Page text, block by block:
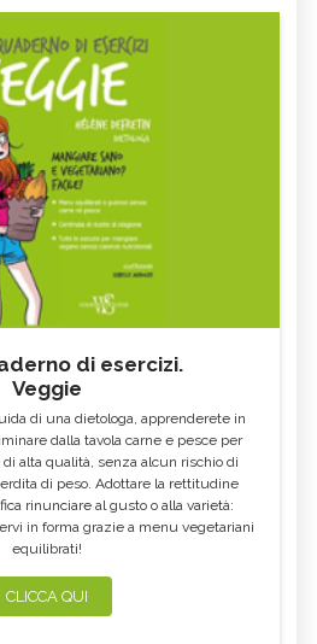
di esercizi.
Veggie
di una dietologa, apprenderete in
dalla tavola carne e pesce per
alta qualità, senza alcun rischio di
di peso. Adottare la rettitudine
rinunciare al gusto o alla varietà:
in forma grazie a menu vegetariani
equilibrati!
CLICCA QUI